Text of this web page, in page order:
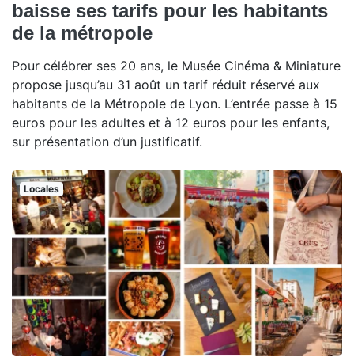
baisse ses tarifs pour les habitants
de la métropole
Pour célébrer ses 20 ans, le Musée Cinéma & Miniature
propose jusqu’au 31 août un tarif réduit réservé aux
habitants de la Métropole de Lyon. L’entrée passe à 15
euros pour les adultes et à 12 euros pour les enfants,
sur présentation d’un justificatif.
Locales